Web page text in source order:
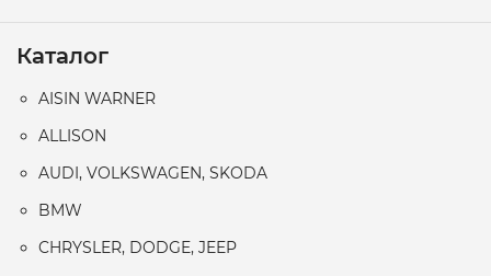
Каталог
AISIN WARNER
ALLISON
AUDI, VOLKSWAGEN, SKODA
BMW
CHRYSLER, DODGE, JEEP